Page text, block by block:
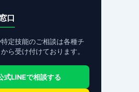
口
定技能のご相談は各種チ
ら受け付けております。
式LINEで相談する